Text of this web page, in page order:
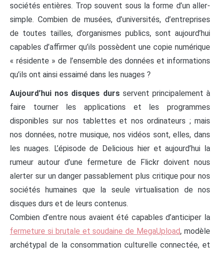
sociétés entières. Trop souvent sous la forme d’un aller-
simple. Combien de musées, d’universités, d’entreprises
de toutes tailles, d’organismes publics, sont aujourd’hui
capables d’affirmer qu’ils possèdent une copie numérique
« résidente » de l’ensemble des données et informations
qu’ils ont ainsi essaimé dans les nuages ?
Aujourd’hui nos disques dursservent principalement à
faire tourner les applications et les programmes
disponibles sur nos tablettes et nos ordinateurs ; mais
nos données, notre musique, nos vidéos sont, elles, dans
les nuages. L’épisode de Delicious hier et aujourd’hui la
rumeur autour d’une fermeture de Flickr doivent nous
alerter sur un danger passablement plus critique pour nos
sociétés humaines que la seule virtualisation de nos
disques durs et de leurs contenus.
Combien d’entre nous avaient été capables d’anticiper la
fermeture si brutale et soudaine de MegaUpload, modèle
archétypal de la consommation culturelle connectée, et